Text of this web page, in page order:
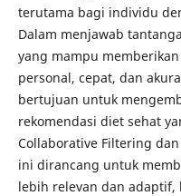
terutama bagi individu
Dalam menjawab
yang mampu
personal, cepat, dan
bertujuan untuk
rekomendasi diet sehat
Collaborative Filtering
ini dirancang untuk
lebih relevan dan adaptif,